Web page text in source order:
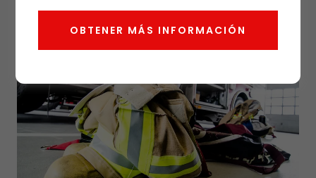
OBTENER MÁS INFORMACIÓN